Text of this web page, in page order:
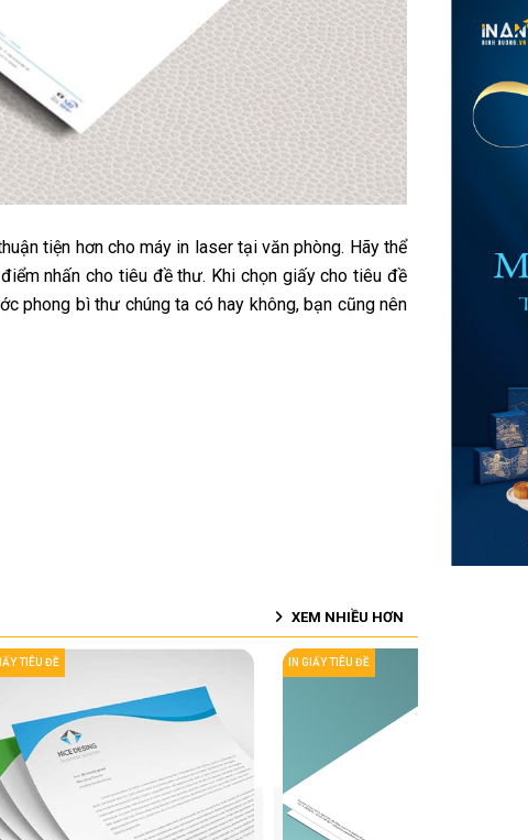
tiện hơn cho máy in laser tại văn phòng. Hãy thể
nhấn cho tiêu đề thư. Khi chọn giấy cho tiêu đề
phong bì thư chúng ta có hay không, bạn cũng nên
XEM NHIỀU HƠN
TIÊU ĐỀ IN GIẤY TIÊU ĐỀ